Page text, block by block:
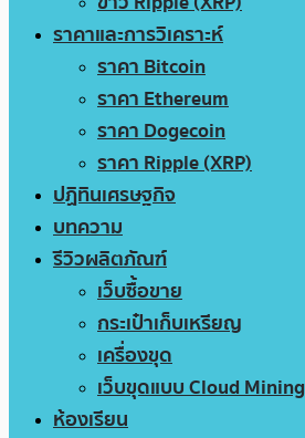
ราคาและการวิเคราะห์
ราคา Bitcoin
ราคา Ethereum
ราคา Dogecoin
ราคา Ripple (XRP)
ปฏิทินเศรษฐกิจ
บทความ
รีวิวผลิตภัณฑ์
เว็บซื้อขาย
กระเป๋าเก็บเหรียญ
เครื่องขุด
เว็บขุดแบบ Cloud Mining
ห้องเรียน